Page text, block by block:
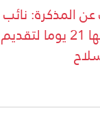
نائب
للشركات أن أمامها